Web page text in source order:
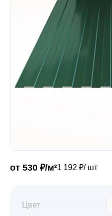
Сваи винтовые
Забор
Кровля
Профили для
от 530 ₽/м²1 192 ₽/ шт
Цвет